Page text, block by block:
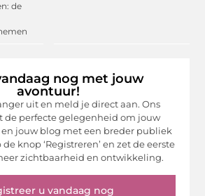
de
nog met jouw
avontuur!
uit en meld je direct aan. Ons
de perfecte gelegenheid om jouw
jouw blog met een breder publiek
knop ‘Registreren’ en zet de eerste
zichtbaarheid en ontwikkeling.
u vandaag nog